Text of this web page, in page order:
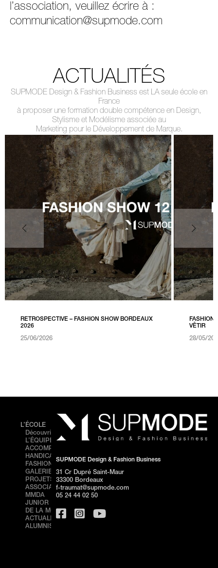
l’association, veuillez écrire à :
communication@supmode.com
ACTUALITÉS
SUPMODE Design & Fashion Business est LA seule école en
France
à proposer une formation double compétence en Design,
Stylisme et Modélisme associée au
Marketing pour le Développement de Marque.
RETROSPECTIVE – FASHION SHOW BORDEAUX
2026
25/06/2026
FASHION
VÊTIR
28/05/
L’ÉCOLE
Découvrir SUPMODE
L’ÉQUIPE
ACCOMPAGNEMENT
HANDICAP
FASHION SHOW
GALERIE DE
PROJETS
ASSOCIATION
MMDA
JUNIOR FRANÇAISE
DE LA MODE
ACTUALITÉS
ALUMNIS
FORMATIONS
Cursus
Prepa
BACHELOR 1
BACHELOR 2
BACHELOR 3
MASTÈRE
DIRECTION
ARTISTIQUE 360°
ONLINE
MASTÈRE 2
ÉVÉNEMENTS
FASHION
SHOW –
SUPMODE Design & Fashion Business
31 Cr Dupré Saint-Maur
33300 Bordeaux
f-traumat@supmode.com
05 24 44 02 50